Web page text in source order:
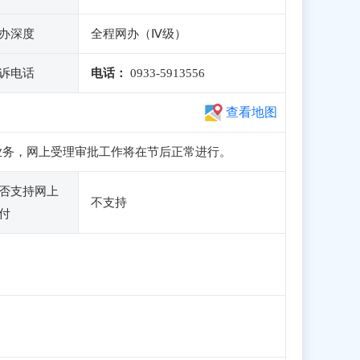
深度 全程网办（Ⅳ级）
电话 电话： 0933-5913556
查看地图
，网上受理审批工作将在节后正常进行。
支持网上
不支持